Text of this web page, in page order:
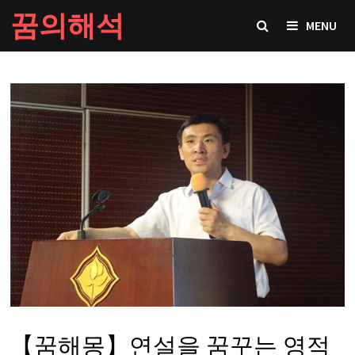
Skip
to
content
꿈의해석 MENU
【꿈해몽】연설을 꿈꾸는 영적